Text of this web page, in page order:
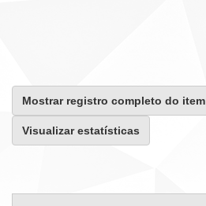
Mostrar registro completo do item
Visualizar estatísticas